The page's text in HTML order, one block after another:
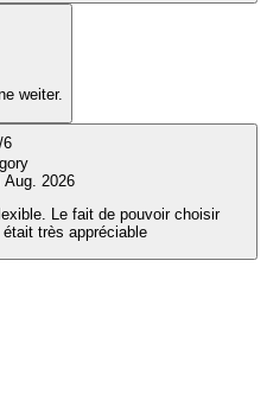
weiter.
/6
2026
Le fait de pouvoir choisir
était très appréciable